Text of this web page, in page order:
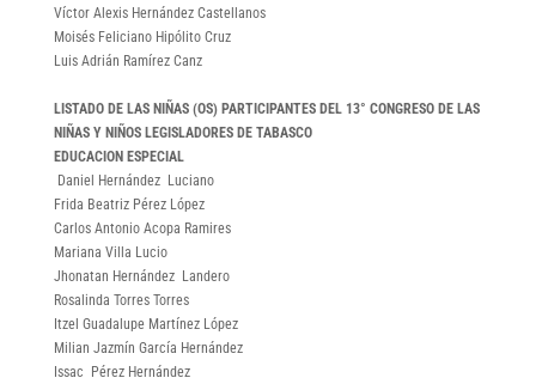
Víctor Alexis Hernández Castellanos
Moisés Feliciano Hipólito Cruz
Luis Adrián Ramírez Canz
LISTADO DE LAS NIÑAS (OS) PARTICIPANTES DEL 13° CONGRESO DE LAS
NIÑAS Y NIÑOS LEGISLADORES DE TABASCO
EDUCACION ESPECIAL
Daniel Hernández Luciano
Frida Beatriz Pérez López
Carlos Antonio Acopa Ramires
Mariana Villa Lucio
Jhonatan Hernández Landero
Rosalinda Torres Torres
Itzel Guadalupe Martínez López
Milian Jazmín García Hernández
Issac Pérez Hernández